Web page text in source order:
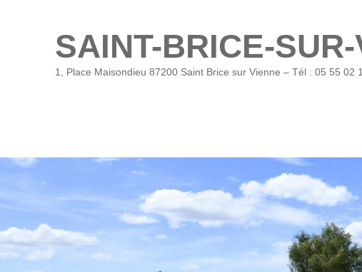
SAINT-BRICE-
1, Place Maisondieu 87200 Saint Brice sur Vienne – Tél : 05 55 02